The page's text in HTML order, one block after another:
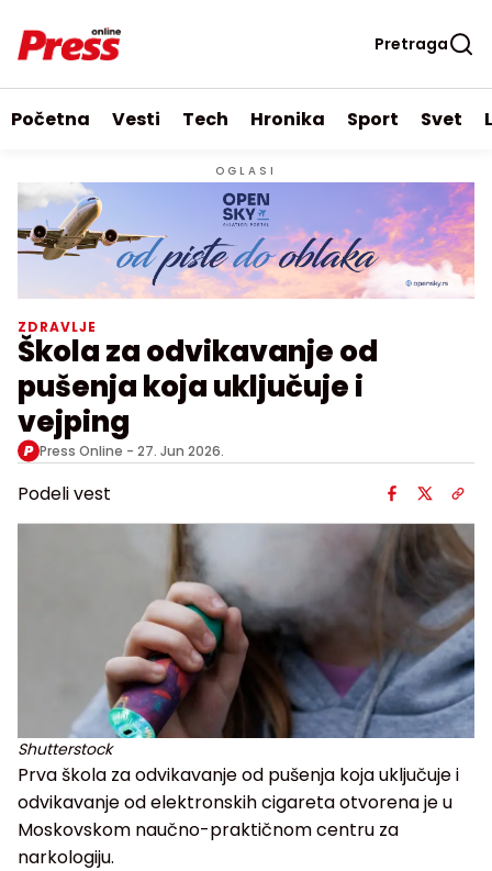
Pretraga
Početna Vesti Tech Hronika Sport Svet
OGLASI
ZDRAVLJE
Škola za odvikavanje od
pušenja koja uključuje i
vejping
Press Online - 27. Jun 2026.
Podeli vest
Shutterstock
Prva škola za odvikavanje od pušenja koja uključuje i
odvikavanje od elektronskih cigareta otvorena je u
Moskovskom naučno-praktičnom centru za
narkologiju.